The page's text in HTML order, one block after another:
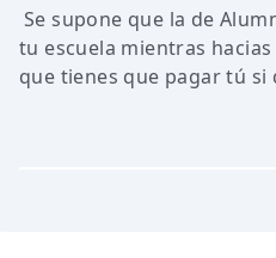
Se supone que la de
tu escuela mientras
que tienes que pagar tú